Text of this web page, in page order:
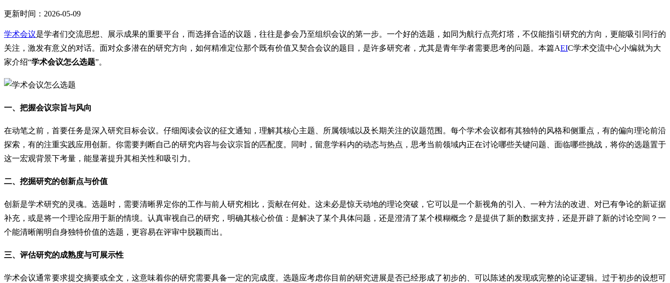
更新时间： 2026-05-09
学术会议是学者们交流思想、展示成果的重要平台，而选择合适的议题，往往是参会乃至组织会议的第一步。一个好的选题，如同为航行点亮灯塔，不仅能指引研究的方向，更能吸引同行的
关注，激发有意义的对话。面对众多潜在的研究方向，如何精准定位那个既有价值又契合会议的题目，是许多研究者，尤其是青年学者需要思考的问题。本篇AEIC学术交流中心小编就为大
家介绍“学术会议怎么选题”。
一、把握会议宗旨与风向
在动笔之前，首要任务是深入研究目标会议。仔细阅读会议的征文通知，理解其核心主题、所属领域以及长期关注的议题范围。每个学术会议都有其独特的风格和侧重点，有的偏向理论前沿
探索，有的注重实践应用创新。你需要判断自己的研究内容与会议宗旨的匹配度。同时，留意学科内的动态与热点，思考当前领域内正在讨论哪些关键问题、面临哪些挑战，将你的选题置于
这一宏观背景下考量，能显著提升其相关性和吸引力。
二、挖掘研究的创新点与价值
创新是学术研究的灵魂。选题时，需要清晰界定你的工作与前人研究相比，贡献在何处。这未必是惊天动地的理论突破，它可以是一个新视角的引入、一种方法的改进、对已有争论的新证据
补充，或是将一个理论应用于新的情境。认真审视自己的研究，明确其核心价值：是解决了某个具体问题，还是澄清了某个模糊概念？是提供了新的数据支持，还是开辟了新的讨论空间？一
个能清晰阐明自身独特价值的选题，更容易在评审中脱颖而出。
三、评估研究的成熟度与可展示性
学术会议通常要求提交摘要或全文，这意味着你的研究需要具备一定的完成度。选题应考虑你目前的研究进展是否已经形成了初步的、可以陈述的发现或完整的论证逻辑。过于初步的设想可